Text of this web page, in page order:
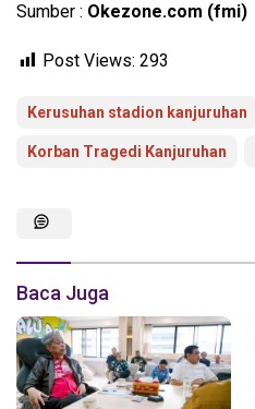
Sumber : Okezone.com (fmi)
Post Views: 293
Kerusuhan stadion kanjuruhan
Korban Tragedi Kanjuruhan
Baca Juga